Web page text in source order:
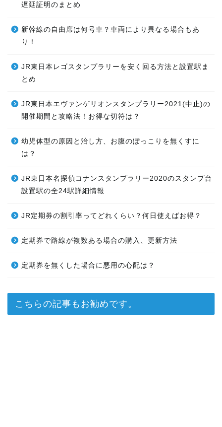
遅延証明のまとめ
新幹線の自由席は何号車？車両により異なる場合もあ
り！
JR東日本レゴスタンプラリーを安く回る方法と設置駅ま
とめ
JR東日本エヴァンゲリオンスタンプラリー2021(中止)の
開催期間と攻略法！お得な切符は？
幼児体型の原因と治し方、お腹のぽっこりを無くすに
は？
JR東日本名探偵コナンスタンプラリー2020のスタンプ台
設置駅の全24駅詳細情報
JR定期券の割引率ってどれくらい？何日使えばお得？
定期券で路線が複数ある場合の購入、更新方法
定期券を無くした場合に悪用の心配は？
こちらの記事もお勧めです。